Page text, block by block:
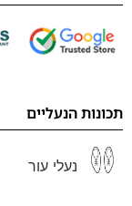
תכונות הנעליים
נעלי עור